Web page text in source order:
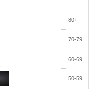
50-59
60-69
70-79
80+